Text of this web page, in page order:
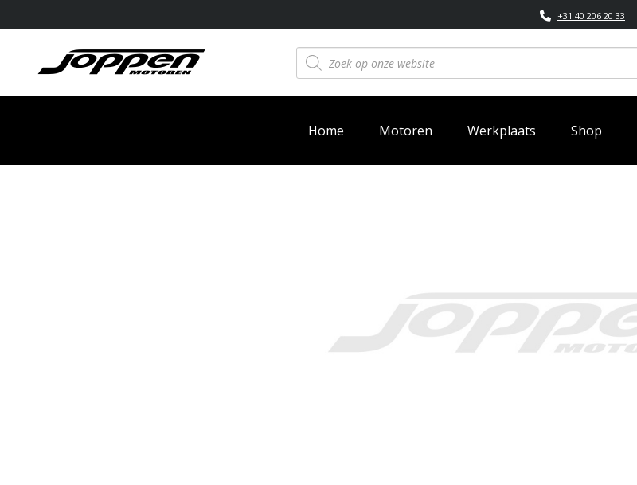
+31 40 206 20 33
Producten
zoeken
Home Motoren Werkplaats Shop